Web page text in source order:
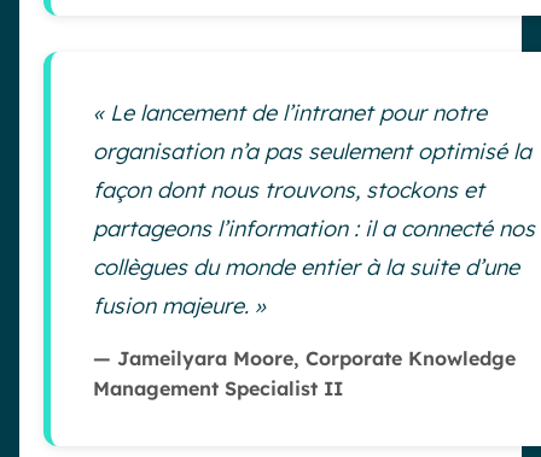
« Le lancement de l’intranet pour notre
organisation n’a pas seulement optimisé la
façon dont nous trouvons, stockons et
partageons l’information : il a connecté nos
collègues du monde entier à la suite d’une
fusion majeure. »
— Jameilyara Moore, Corporate Knowledge
Management Specialist II